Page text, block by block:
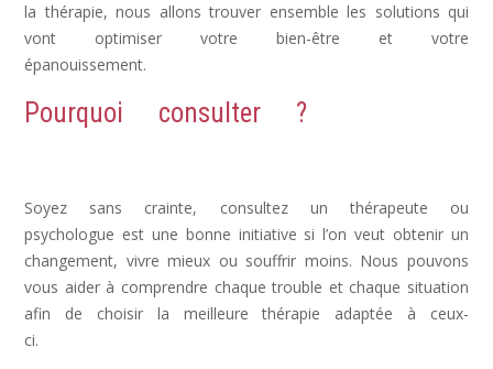
la thérapie, nous allons trouver ensemble les solutions qui
vont optimiser votre bien-être et votre
épanouissement.
Pourquoi consulter ?
Soyez sans crainte, consultez un thérapeute ou
psychologue est une bonne initiative si l’on veut obtenir un
changement, vivre mieux ou souffrir moins. Nous pouvons
vous aider à comprendre chaque trouble et chaque situation
afin de choisir la meilleure thérapie adaptée à ceux-
ci.